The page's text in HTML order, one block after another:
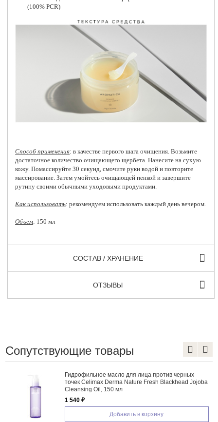
(100% PCR)
Способ применения: в качестве первого шага очищения. Возьмите
достаточное количество очищающего щербета. Нанесите на сухую
кожу. Помассируйте 30 секунд, смочите руки водой и повторите
массирование. Затем умойтесь очищающей пенкой и завершите
рутину своими обычными уходовыми продуктами.
Как использовать: рекомендуем использовать каждый день вечером.
Объем: 150 мл
СОСТАВ / ХРАНЕНИЕ
ОТЗЫВЫ
Сопутствующие товары
Гидрофильное масло для лица против черных
точек Celimax Derma Nature Fresh Blackhead Jojoba
Cleansing Oil, 150 мл
1 540 ₽
Добавить в корзину